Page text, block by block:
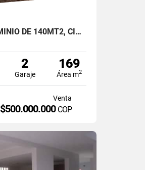
VENTA CASA CONDOMINIO DE 140MT2, CINCO SOLES, JAMUNDÍ 14480-1
2
Garaje
169
Área m2
Venta
$500.000.000 COP